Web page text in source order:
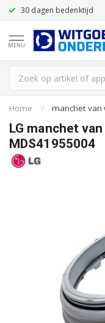
30 dagen bedenktijd
MENU
Home / manchet van
LG manchet
MDS41955004